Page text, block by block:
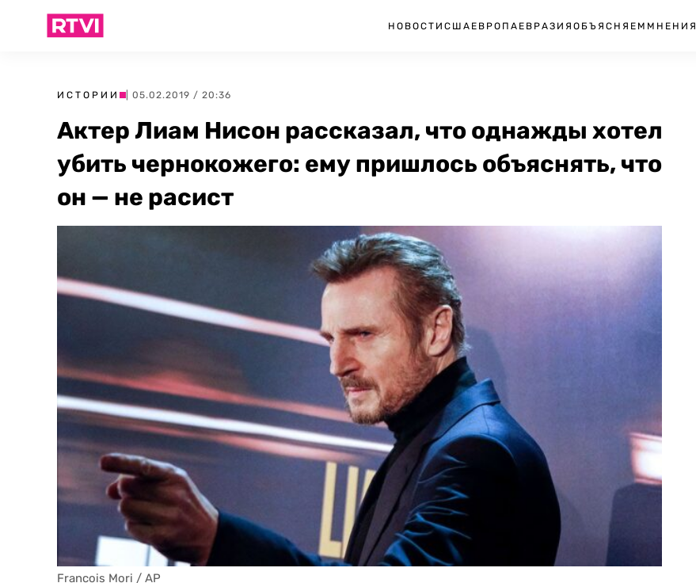
НОВОСТИ США ЕВРОПА ЕВРАЗИЯ ОБЪЯСНЯЕМ МНЕНИЯ
ИСТОРИИ | 05.02.2019 / 20:36
Актер Лиам Нисон рассказал, что однажды хотел
убить чернокожего: ему пришлось объяснять, что
он — не расист
Francois Mori / АР